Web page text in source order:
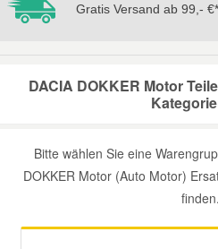
Gratis Versand ab 99,- €*
DACIA DOKKER Motor
Bitte wählen Sie eine
DOKKER Motor (Auto Motor)
finden.
Kia Ersatzteile
Mercedes Ersatzteile
Mini Ersatzteile